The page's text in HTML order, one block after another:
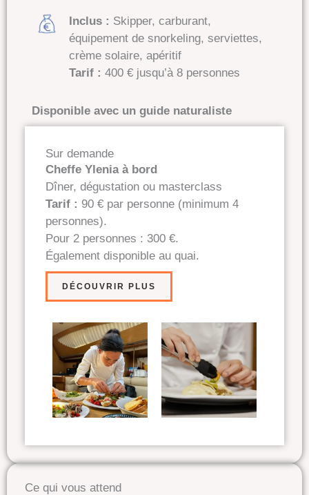
Inclus : Skipper, carburant,
équipement de snorkeling, serviettes,
crème solaire, apéritif
Tarif : 400 € jusqu’à 8 personnes
Disponible avec un guide naturaliste
Sur demande
Cheffe Ylenia à bord
Dîner, dégustation ou masterclass
Tarif : 90 € par personne (minimum 4
personnes).
Pour 2 personnes : 300 €.
Également disponible au quai.
DÉCOUVRIR PLUS
Ce qui vous attend